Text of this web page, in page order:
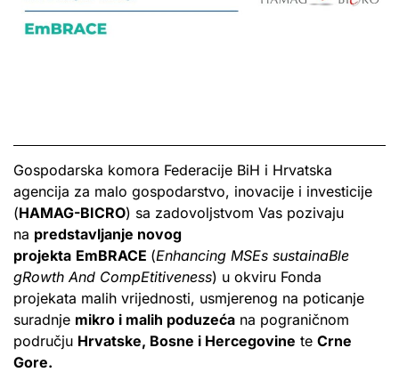
Gospodarska komora Federacije BiH i Hrvatska
agencija za malo gospodarstvo, inovacije i investicije
(HAMAG-BICRO) sa zadovoljstvom Vas pozivaju
na predstavljanje novog
projekta EmBRACE (Enhancing MSEs sustainaBle
gRowth And CompEtitiveness) u okviru Fonda
projekata malih vrijednosti, usmjerenog na poticanje
suradnje mikro i malih poduzeća na pograničnom
području Hrvatske, Bosne i Hercegovine te Crne
Gore.